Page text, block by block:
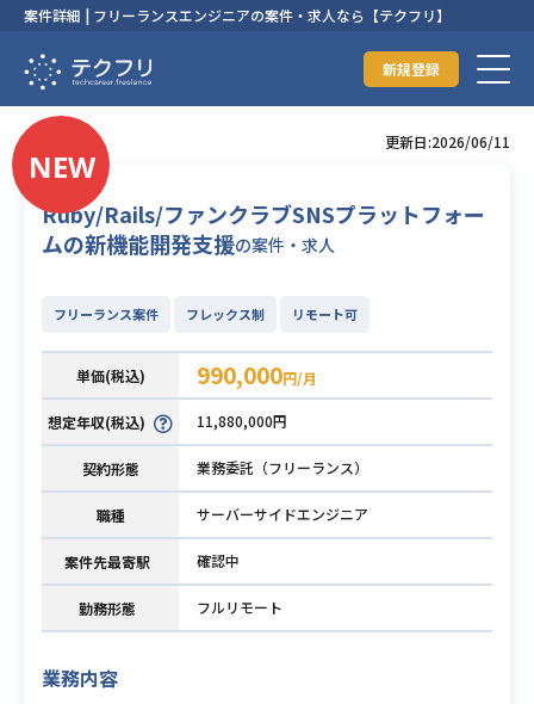
案件詳細 | フリーランスエンジニアの案件・求人なら【テクフリ】
新規登録
更新日:2026/06/11
Ruby/Rails/ファンクラブSNSプラットフォー
ムの新機能開発支援の案件・求人
フリーランス案件 フレックス制 リモート可
単価(税込) 990,000円/月
想定年収(税込) 11,880,000円
契約形態 業務委託（フリーランス）
職種 サーバーサイドエンジニア
案件先最寄駅 確認中
勤務形態 フルリモート
業務内容